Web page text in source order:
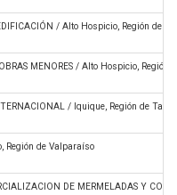
/ Alto Hospicio, Región de
MENORES / Alto Hospicio, Región
/ Iquique, Región de
Región de Valparaíso
DE MERMELADAS Y